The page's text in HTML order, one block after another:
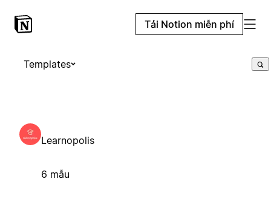
Tải Notion miễn phí
Templates
Learnopolis
6 mẫu